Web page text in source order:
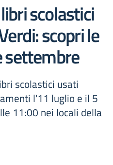
scolastici
scopri le
settembre
scolastici usati
l'11 luglio e il 5
11:00 nei locali della